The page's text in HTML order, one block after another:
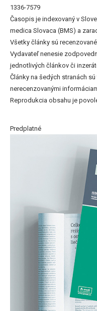
1336-7579
Časopis je indexovaný v
medica Slovaca (BMS) a
Všetky články sú
Vydavateľ nenesie
jednotlivých článkov či
Články na šedých stranách
nerecenzovanými
Reprodukcia obsahu je
Predplatné